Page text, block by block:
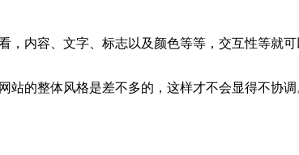
内容、文字、标志以及颜色等等，交互性等就可
的整体风格是差不多的，这样才不会显得不协调